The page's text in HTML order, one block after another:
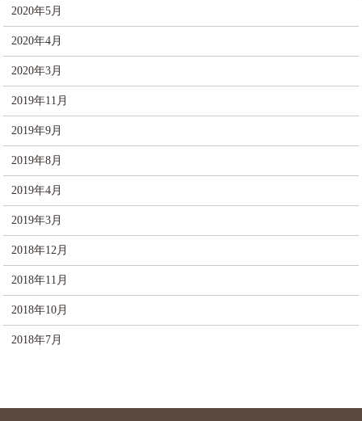
2020年5月
2020年4月
2020年3月
2019年11月
2019年9月
2019年8月
2019年4月
2019年3月
2018年12月
2018年11月
2018年10月
2018年7月